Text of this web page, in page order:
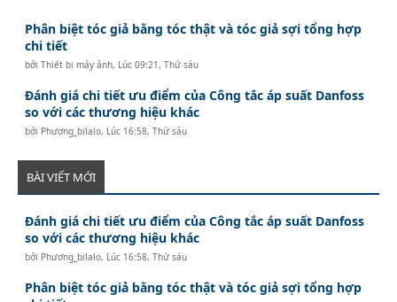
Phân biệt tóc giả bằng tóc thật và tóc giả sợi tổng hợp
chi tiết
bởiThiết bị máy ảnh, Lúc 09:21, Thứ sáu
Đánh giá chi tiết ưu điểm của Công tắc áp suất Danfoss
so với các thương hiệu khác
bởi Phương_bilalo, Lúc 16:58, Thứ sáu
BÀI VIẾT MỚI
Đánh giá chi tiết ưu điểm của Công tắc áp suất Danfoss
so với các thương hiệu khác
bởi Phương_bilalo, Lúc 16:58, Thứ sáu
Phân biệt tóc giả bằng tóc thật và tóc giả sợi tổng hợp